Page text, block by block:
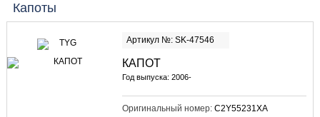
Капоты
Артикул №: SK-47546
КАПОТ
Год выпуска: 2006-
Оригинальный номер: C2Y55231XA